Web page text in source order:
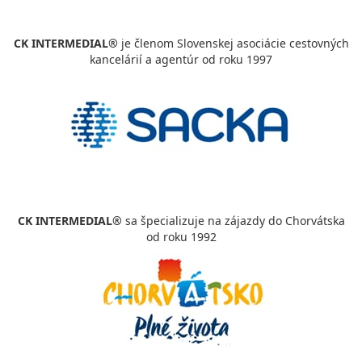
CK INTERMEDIAL® je členom Slovenskej asociácie cestovných
kancelárií a agentúr od roku 1997
CK INTERMEDIAL® sa špecializuje na zájazdy do Chorvátska
od roku 1992